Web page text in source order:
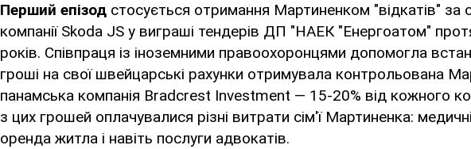
Перший епізод стосується отримання Мартиненком "відкатів" за
компанії Skoda JS у виграші тендерів ДП ​​"НАЕК "Енергоатом"
років. Співпраця із іноземними правоохоронцями допомогла
гроші на свої швейцарські рахунки отримувала контрольована
панамська компанія Bradcrest Investment — 15-20% від кожного
з цих грошей оплачувалися різні витрати сім'ї Мартиненка:
оренда житла і навіть послуги адвокатів.